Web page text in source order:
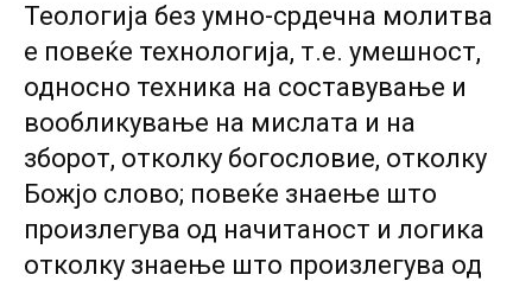
Теологија без умно-срдечна молитва
е повеќе технологија, т.е. умешност,
односно техника на составување и
вообликување на мислата и на
зборот, отколку богословие, отколку
Божјо слово; повеќе знаење што
произлегува од начитаност и логика
отколку знаење што произлегува од